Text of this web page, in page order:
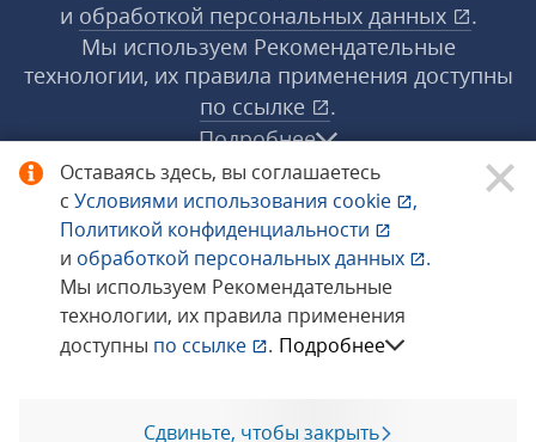
Оставаясь здесь, вы соглашаетесь
с Условиями использования cookie
,
Политикой конфиденциальности
и обработкой персональных данных
.
Мы используем Рекомендательные
технологии, их правила применения
доступны по ссылке . Подробнее
Сдвиньте, чтобы закрыть
и обработкой персональных данных
.
Мы используем Рекомендательные
технологии, их правила применения доступны
по ссылке
.
Подробнее
© 1998−2026 «1С‑Рарус» ®. Все права
защищены.
Сообщить об ошибке
Позвоните мне